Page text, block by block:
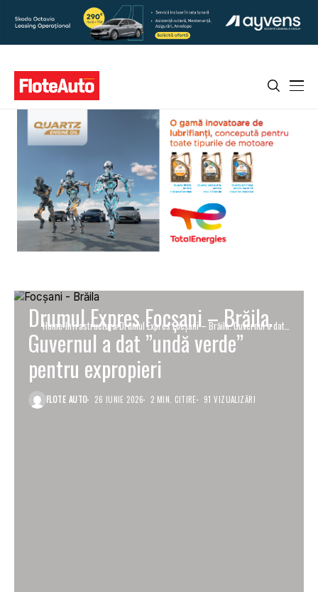
Home Infrastructură Drumul Expres Focșani – Brăila. Guvernul a dat
”undă verde” pentru expropieri
Drumul Expres Focșani – Brăila.
Guvernul a dat ”undă verde”
pentru expropieri
FLOTE AUTO 26 IUNIE 2026 2 MIN. CITIRE 91 VIZUALIZĂRI